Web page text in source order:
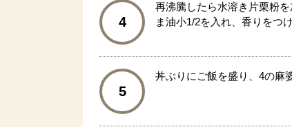
4
再沸騰したら水溶き片栗粉
ま油小1/2を入れ、香りをつけ
5
丼ぶりにご飯を盛り、4の麻